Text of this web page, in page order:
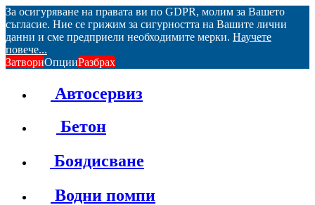
За осигуряване на правата ви по GDPR, молим за Вашето
съгласие. Ние се грижим за сигурността на Вашите лични
данни и сме предприели необходимите мерки. Научете
повече...
ЗатвориОпцииРазбрах
Автосервиз
Бетон
Боядисване
Водни помпи